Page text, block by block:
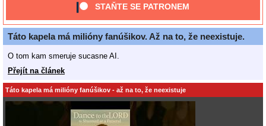
STAŇTE SE PATRONEM
Táto kapela má milióny fanúšikov. Až na to, že neexistuje.
O tom kam smeruje sucasne AI.
Přejít na článek
Táto kapela má milióny fanúšikov - až na to, že neexistuje